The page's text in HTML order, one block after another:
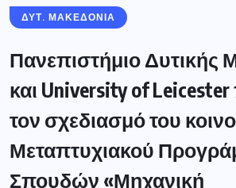
ΔΥΤ. ΜΑΚΕΔΟΝΙΑ
Πανεπιστήμιο Δυτικής
και University of
τον σχεδιασμό του
Μεταπτυχιακού
Σπουδών «Μηχανική